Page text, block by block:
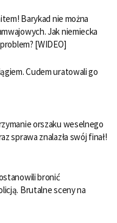
Barykad nie można
Jak niemiecka
[WIDEO]
Cudem uratowali go
orszaku weselnego
sprawa znalazła swój finał!
bronić
Brutalne sceny na